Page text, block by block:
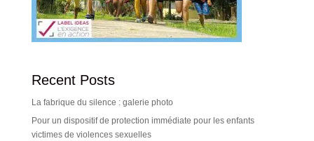
Recent Posts
La fabrique du silence : galerie photo
Pour un dispositif de protection immédiate pour les enfants
victimes de violences sexuelles